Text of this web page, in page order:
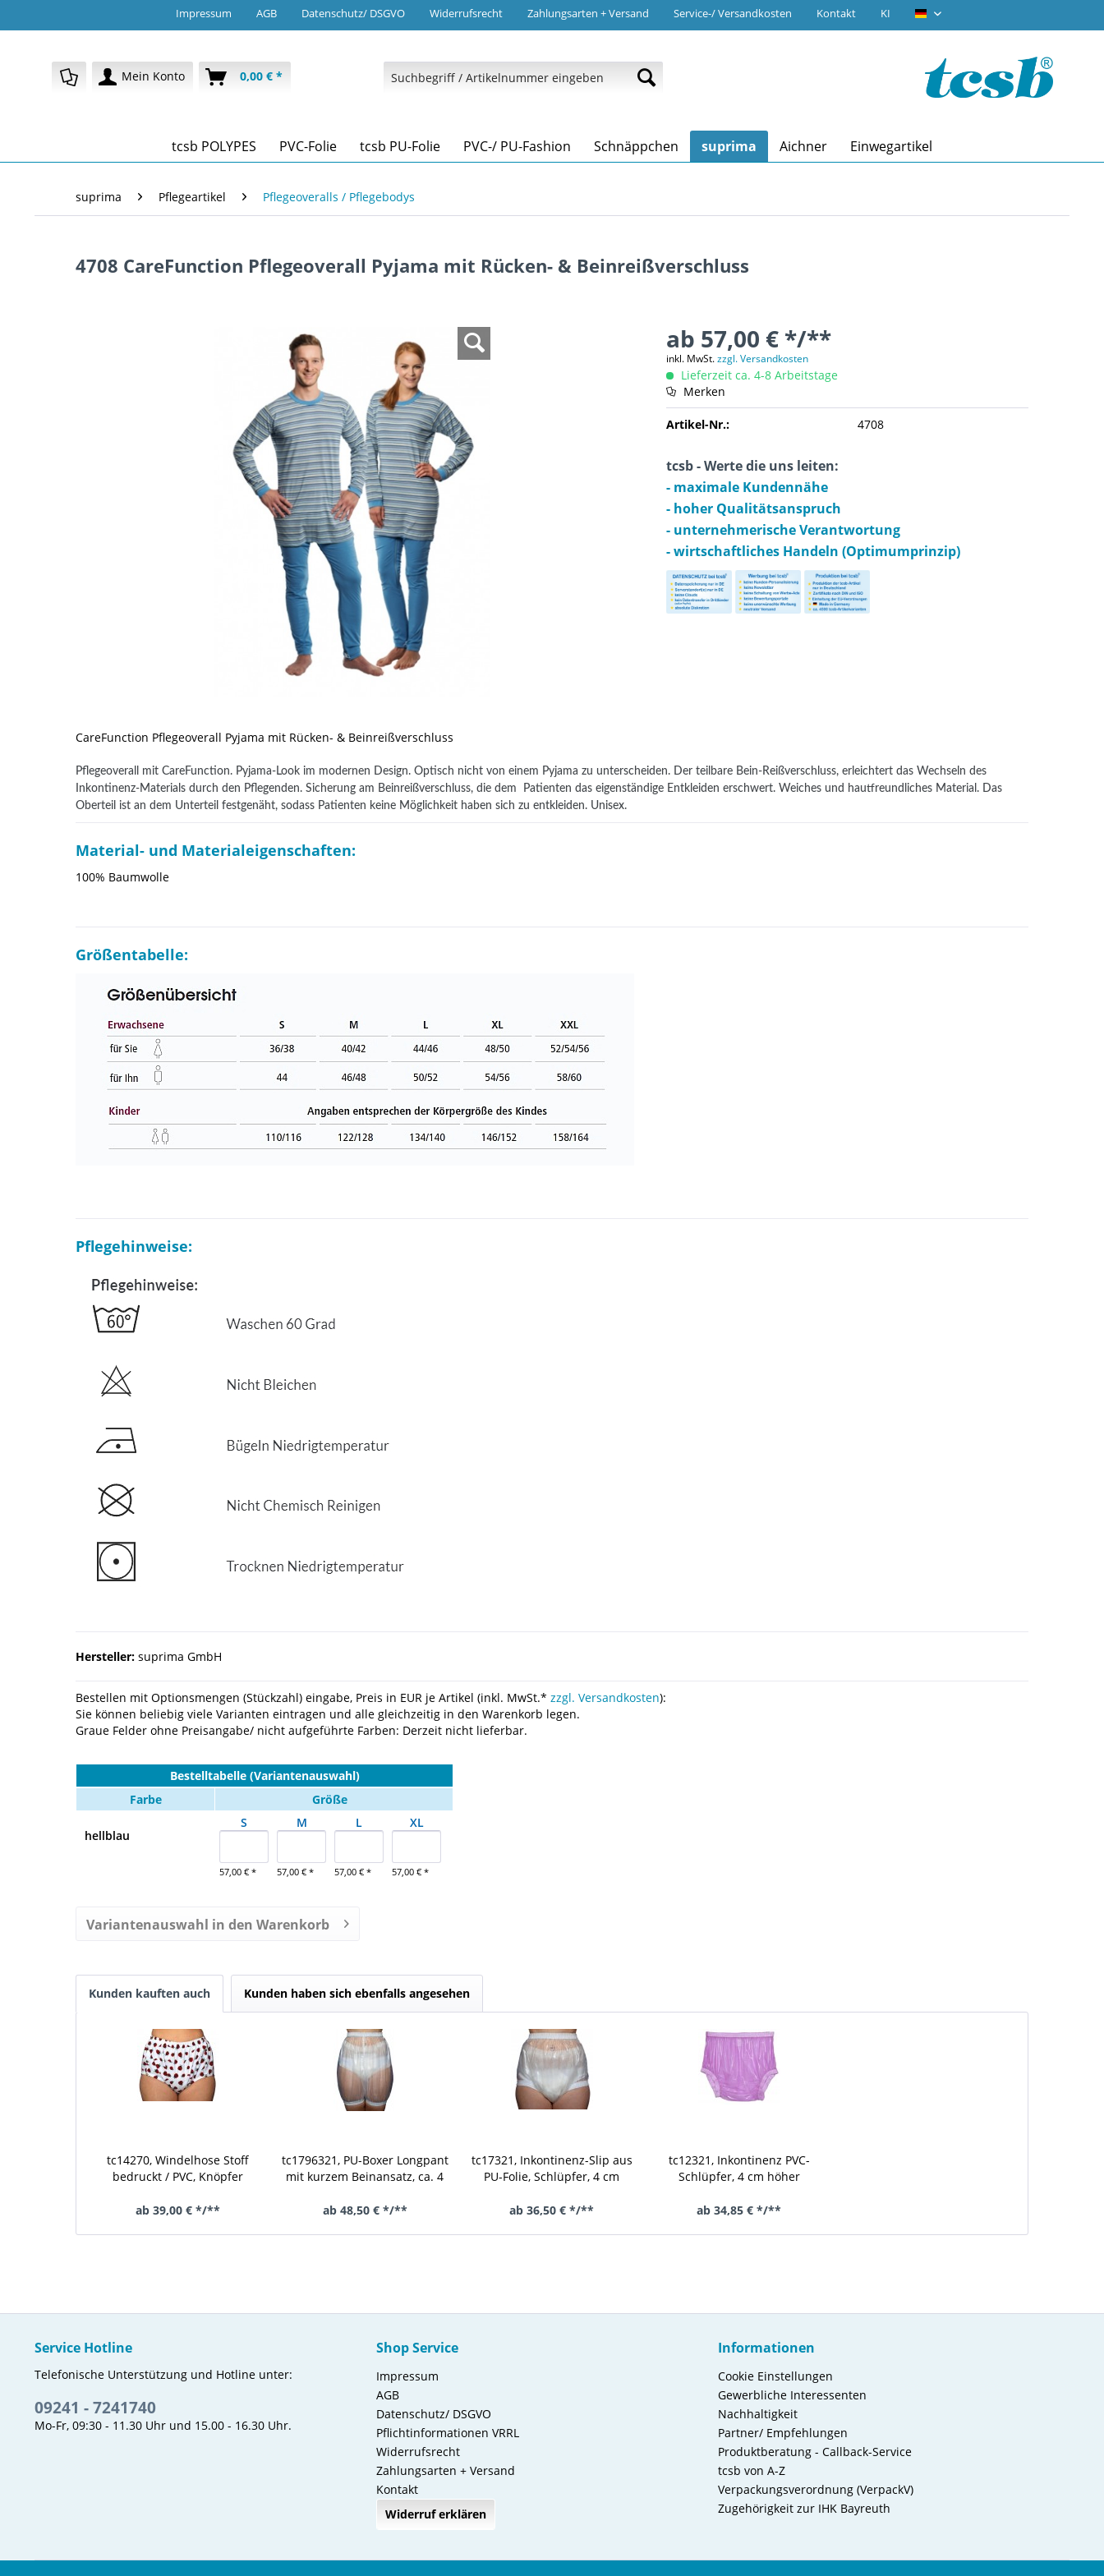
Impressum AGB Datenschutz/ DSGVO Widerrufsrecht Zahlungsarten + Versand Service-/ Versandkosten Kontakt KI tcsb.de
Mein Konto 0,00 € *
tcsb POLYPES PVC-Folie tcsb PU-Folie PVC-/ PU-Fashion Schnäppchen suprima Aichner Einwegartikel
suprima Pflegeartikel Pflegeoveralls / Pflegebodys
4708 CareFunction Pflegeoverall Pyjama mit Rücken- & Beinreißverschluss
ab 57,00 € */**
inkl. MwSt.zzgl. Versandkosten
Lieferzeit ca. 4-8 Arbeitstage
Merken
Artikel-Nr.: 4708
tcsb - Werte die uns leiten:
- maximale Kundennähe
- hoher Qualitätsanspruch
- unternehmerische Verantwortung
- wirtschaftliches Handeln (Optimumprinzip)
CareFunction Pflegeoverall Pyjama mit Rücken- & Beinreißverschluss
Pflegeoverall mit CareFunction. Pyjama-Look im modernen Design. Optisch nicht von einem Pyjama zu unterscheiden. Der teilbare Bein-Reißverschluss, erleichtert das Wechseln des
Inkontinenz-Materials durch den Pflegenden. Sicherung am Beinreißverschluss, die dem Patienten das eigenständige Entkleiden erschwert. Weiches und hautfreundliches Material. Das
Oberteil ist an dem Unterteil festgenäht, sodass Patienten keine Möglichkeit haben sich zu entkleiden. Unisex.
Material- und Materialeigenschaften:
100% Baumwolle
Größentabelle:
Pflegehinweise:
Hersteller: suprima GmbH
Bestellen mit Optionsmengen (Stückzahl) eingabe, Preis in EUR je Artikel (inkl. MwSt.* zzgl. Versandkosten):
Sie können beliebig viele Varianten eintragen und alle gleichzeitig in den Warenkorb legen.
Graue Felder ohne Preisangabe/ nicht aufgeführte Farben: Derzeit nicht lieferbar.
Bestelltabelle (Variantenauswahl)
Farbe
Größe
hellblau
S
57,00 € *
M
57,00 € *
L
57,00 € *
XL
57,00 € *
Variantenauswahl in den Warenkorb
Kunden kauften auch Kunden haben sich ebenfalls angesehen
tc14270, Windelhose Stoff
bedruckt / PVC, Knöpfer
ab 39,00 € */**
tc1796321, PU-Boxer Longpant
mit kurzem Beinansatz, ca. 4
bequemer Schnitt
ab 48,50 € */**
tc17321, Inkontinenz-Slip aus
PU-Folie, Schlüpfer, 4 cm
Taillenbund und B
ab 36,50 € */**
tc12321, Inkontinenz PVC-
Schlüpfer, 4 cm höher
ab 34,85 € */**
Service Hotline
Telefonische Unterstützung und Hotline unter:
09241 - 7241740
Mo-Fr, 09:30 - 11.30 Uhr und 15.00 - 16.30 Uhr.
Shop Service
Impressum
AGB
Datenschutz/ DSGVO
Pflichtinformationen VRRL
Widerrufsrecht
Zahlungsarten + Versand
Kontakt
Widerruf erklären
Informationen
Cookie Einstellungen
Gewerbliche Interessenten
Nachhaltigkeit
Partner/ Empfehlungen
Produktberatung - Callback-Service
tcsb von A-Z
Verpackungsverordnung (VerpackV)
Zugehörigkeit zur IHK Bayreuth